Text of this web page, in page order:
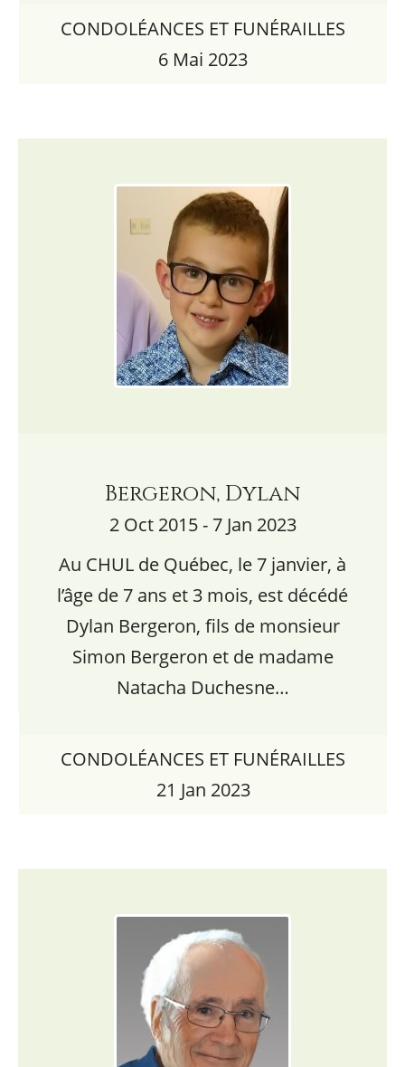
CONDOLÉANCES ET FUNÉRAILLES
6 Mai 2023
Bergeron, Dylan
2 Oct 2015 - 7 Jan 2023
Au CHUL de Québec, le 7 janvier, à
l’âge de 7 ans et 3 mois, est décédé
Dylan Bergeron, fils de monsieur
Simon Bergeron et de madame
Natacha Duchesne…
CONDOLÉANCES ET FUNÉRAILLES
21 Jan 2023